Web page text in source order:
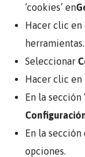
‘cookies’ en
Hacer clic en
herramientas.
Seleccionar
Hacer clic en
En la sección
En la sección
opciones.